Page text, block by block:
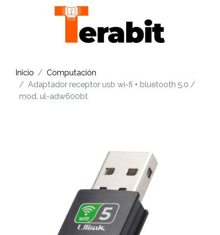
Inicio
Computación
Adaptador receptor usb wi-fi + bluetooth 5.0 /
mod. ul-adw600bt